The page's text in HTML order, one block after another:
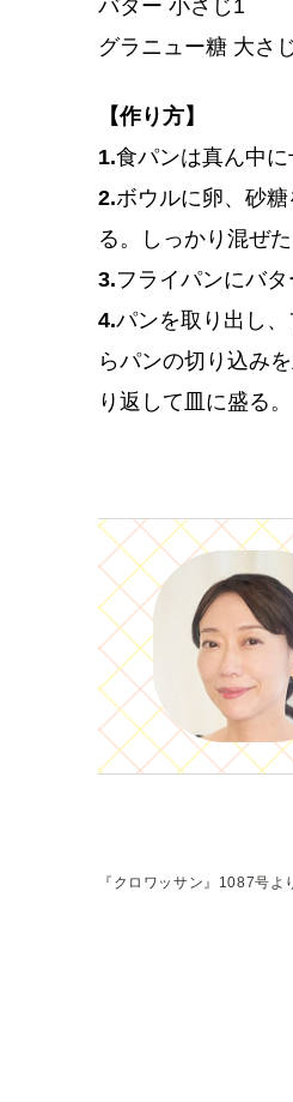
バター 小さじ1
グラニュー糖 大さ
【作り方】
1.食パンは真ん中に
2.ボウルに卵、砂
る。しっかり混ぜ
3.フライパンにバ
4.パンを取り出し
らパンの切り込み
り返して皿に盛る。
『クロワッサン』1087号よ